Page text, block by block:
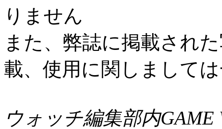
りません
また、弊誌に掲載され
載、使用に関しまして
ウォッチ編集部内GAME